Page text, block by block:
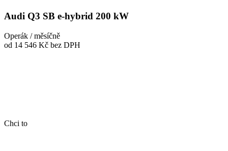
Audi Q3 SB e-hybrid 200 kW
Operák / měsíčně
od 14 546 Kč bez DPH
Chci to